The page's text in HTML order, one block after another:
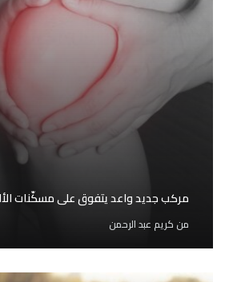
مركب جديد واعد يتفوق على مسكّنات
من كريم عبد الرحمن